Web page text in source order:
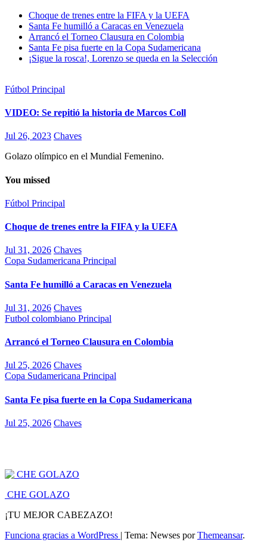
Choque de trenes entre la FIFA y la UEFA
Santa Fe humilló a Caracas en Venezuela
Arrancó el Torneo Clausura en Colombia
Santa Fe pisa fuerte en la Copa Sudamericana
¡Sigue la rosca!, Lorenzo se queda en la Selección
Fútbol Principal
VIDEO: Se repitió la historia de Marcos Coll
Jul 26, 2023 Chaves
Golazo olímpico en el Mundial Femenino.
You missed
Fútbol Principal
Choque de trenes entre la FIFA y la UEFA
Jul 31, 2026 Chaves
Copa Sudamericana Principal
Santa Fe humilló a Caracas en Venezuela
Jul 31, 2026 Chaves
Futbol colombiano Principal
Arrancó el Torneo Clausura en Colombia
Jul 25, 2026 Chaves
Copa Sudamericana Principal
Santa Fe pisa fuerte en la Copa Sudamericana
Jul 25, 2026 Chaves
CHE GOLAZO
¡TU MEJOR CABEZAZO!
Funciona gracias a WordPress | Tema: Newses porThemeansar.